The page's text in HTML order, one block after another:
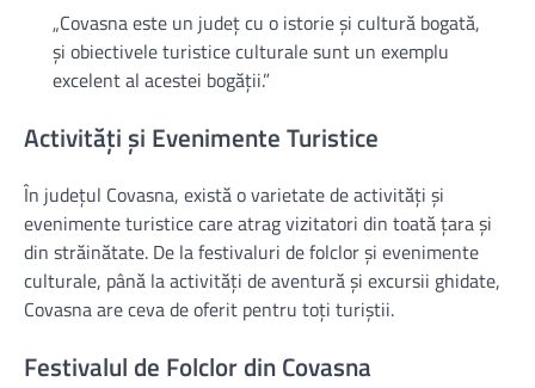
„Covasna este un județ cu o istorie și cultură bogată,
și obiectivele turistice culturale sunt un exemplu
excelent al acestei bogății.”
Activități și Evenimente Turistice
În județul Covasna, există o varietate de activități și
evenimente turistice care atrag vizitatori din toată țara și
din străinătate. De la festivaluri de folclor și evenimente
culturale, până la activități de aventură și excursii ghidate,
Covasna are ceva de oferit pentru toți turiștii.
Festivalul de Folclor din Covasna